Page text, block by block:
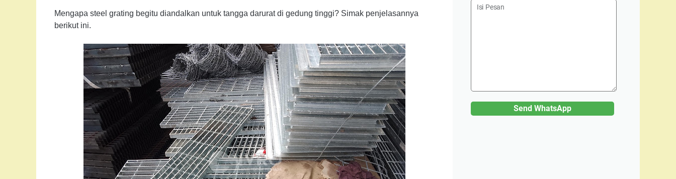
Mengapa steel grating begitu diandalkan untuk tangga darurat di gedung tinggi? Simak penjelasannya
berikut ini.
Isi Pesan
Send WhatsApp